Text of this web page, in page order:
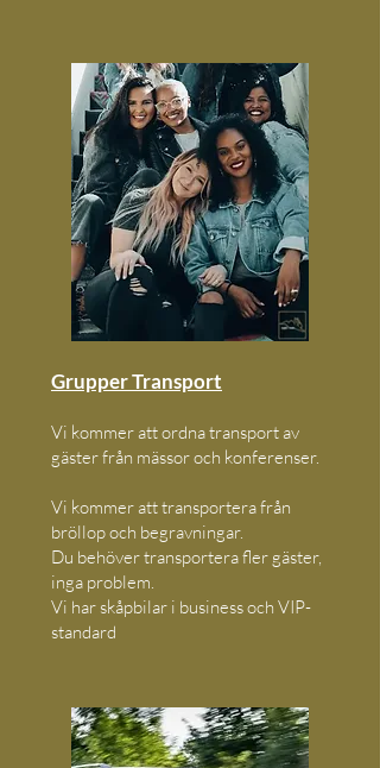
Grupper Transport
Vi kommer att ordna transport av
gäster från mässor och konferenser.
Vi kommer att transportera från
bröllop och begravningar.
Du behöver transportera fler gäster,
inga problem.
Vi har skåpbilar i business och VIP-
standard